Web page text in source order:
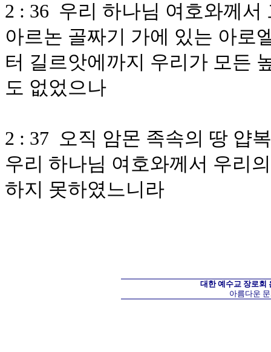
2 : 36 우리 하나님 여호와께
아르논 골짜기 가에 있는 아로
터 길르앗에까지 우리가 모든
도 없었으나
2 : 37 오직 암몬 족속의 땅 얍
우리 하나님 여호와께서 우리
하지 못하였느니라
대한 예수교 장로회
아름다운